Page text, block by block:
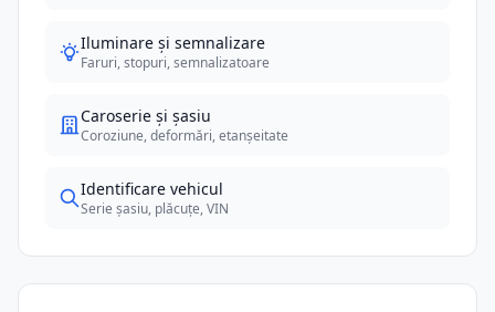
Iluminare și semnalizare
Faruri, stopuri, semnalizatoare
Caroserie și șasiu
Coroziune, deformări, etanșeitate
Identificare vehicul
Serie șasiu, plăcuțe, VIN